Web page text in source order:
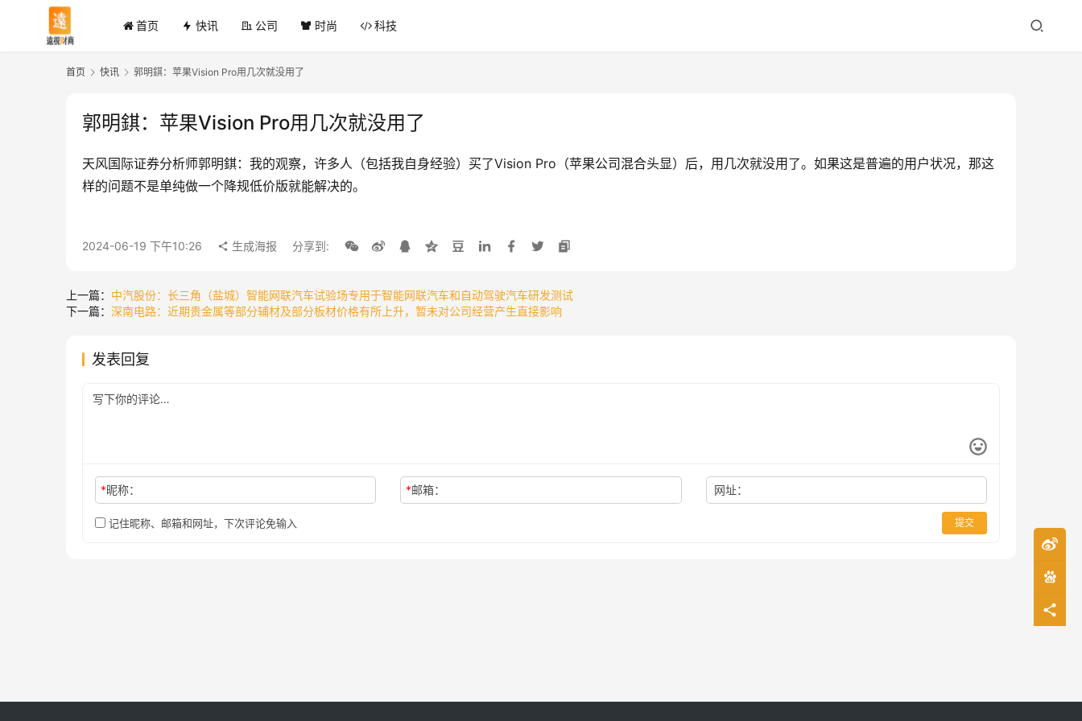
首页 快讯 公司 时尚 科技
首页 快讯 郭明錤：苹果Vision Pro用几次就没用了
郭明錤：苹果Vision Pro用几次就没用了
天风国际证券分析师郭明錤：我的观察，许多人（包括我自身经验）买了Vision Pro（苹果公司混合头显）后，用几次就没用了。如果这是普遍的用户状况，那这
样的问题不是单纯做一个降规低价版就能解决的。
2024-06-19 下午10:26 生成海报 分享到:
上一篇： 中汽股份：长三角（盐城）智能网联汽车试验场专用于智能网联汽车和自动驾驶汽车研发测试
下一篇： 深南电路：近期贵金属等部分辅材及部分板材价格有所上升，暂未对公司经营产生直接影响
发表回复
*昵称： *邮箱： 网址：
记住昵称、邮箱和网址，下次评论免输入 提交